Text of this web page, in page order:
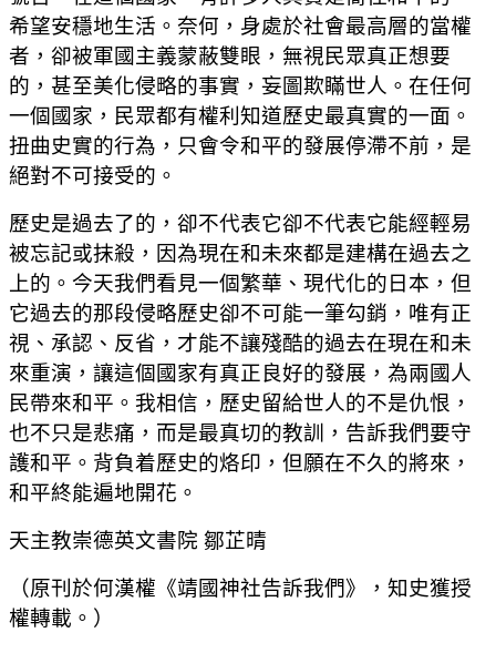
希望安穩地生活。奈何，身處於社會最高層的當權
者，卻被軍國主義蒙蔽雙眼，無視民眾真正想要
的，甚至美化侵略的事實，妄圖欺瞞世人。在任何
一個國家，民眾都有權利知道歷史最真實的一面。
扭曲史實的行為，只會令和平的發展停滯不前，是
絕對不可接受的。
歷史是過去了的，卻不代表它卻不代表它能經輕易
被忘記或抹殺，因為現在和未來都是建構在過去之
上的。今天我們看見一個繁華、現代化的日本，但
它過去的那段侵略歷史卻不可能一筆勾銷，唯有正
視、承認、反省，才能不讓殘酷的過去在現在和未
來重演，讓這個國家有真正良好的發展，為兩國人
民帶來和平。我相信，歷史留給世人的不是仇恨，
也不只是悲痛，而是最真切的教訓，告訴我們要守
護和平。背負着歷史的烙印，但願在不久的將來，
和平終能遍地開花。
天主教崇德英文書院 鄒芷晴
（原刊於何漢權《靖國神社告訴我們》，知史獲授
權轉載。）